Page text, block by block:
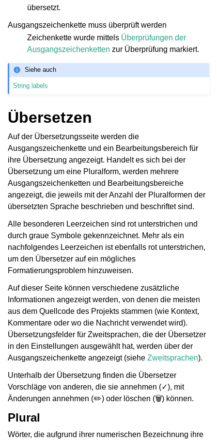
übersetzt.
Ausgangszeichenkette muss überprüft werden
Zeichenkette wurde mittels Überprüfungen der
Ausgangszeichenketten zur Überprüfung markiert.
Siehe auch
String labels
Übersetzen
Auf der Übersetzungsseite werden die
Ausgangszeichenkette und ein Bearbeitungsbereich für
ihre Übersetzung angezeigt. Handelt es sich bei der
Übersetzung um eine Pluralform, werden mehrere
Ausgangszeichenketten und Bearbeitungsbereiche
angezeigt, die jeweils mit der Anzahl der Pluralformen der
übersetzten Sprache beschrieben und beschriftet sind.
Alle besonderen Leerzeichen sind rot unterstrichen und
durch graue Symbole gekennzeichnet. Mehr als ein
nachfolgendes Leerzeichen ist ebenfalls rot unterstrichen,
um den Übersetzer auf ein mögliches
Formatierungsproblem hinzuweisen.
Auf dieser Seite können verschiedene zusätzliche
Informationen angezeigt werden, von denen die meisten
aus dem Quellcode des Projekts stammen (wie Kontext,
Kommentare oder wo die Nachricht verwendet wird).
Übersetzungsfelder für Zweitsprachen, die der Übersetzer
in den Einstellungen ausgewählt hat, werden über der
Ausgangszeichenkette angezeigt (siehe Zweitsprachen).
Unterhalb der Übersetzung finden die Übersetzer
Vorschläge von anderen, die sie annehmen (✓), mit
Änderungen annehmen (✏️) oder löschen (🗑) können.
Plural
Wörter, die aufgrund ihrer numerischen Bezeichnung ihre